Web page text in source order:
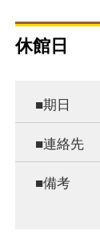
休館日
■期日
■連絡先
■備考